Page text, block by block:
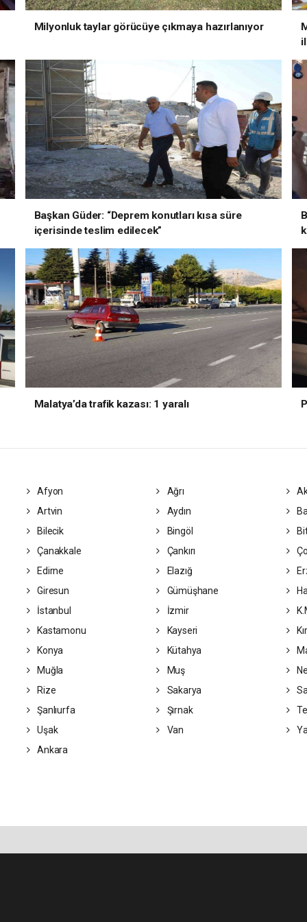
Milyonluk taylar görücüye çıkmaya hazırlanıyor
Başkan Güder: “Deprem konutları kısa süre
içerisinde teslim edilecek”
Malatya’da trafik kazası: 1 yaralı
Afyon Ağrı
Artvin
Aydın
Bilecik
Bingöl
Çanakkale
Çankırı
Edirne
Elazığ
Giresun
Gümüşhane
İstanbul
İzmir
Kastamonu
Kayseri
Konya
Kütahya
Muğla
Muş
Rize
Sakarya
Şanlıurfa
Şırnak
Uşak
Van
Ankara